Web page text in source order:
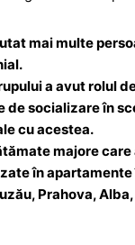
mai multe
a avut rolul
de socializare în
cu acestea.
majore
în
Prahova,